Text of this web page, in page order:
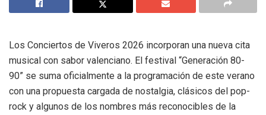
Los Conciertos de Viveros 2026 incorporan una nueva cita
musical con sabor valenciano. El festival “Generación 80-
90” se suma oficialmente a la programación de este verano
con una propuesta cargada de nostalgia, clásicos del pop-
rock y algunos de los nombres más reconocibles de la